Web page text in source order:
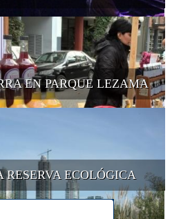
EN PARQUE LEZAMA
RESERVA ECOLÓGICA